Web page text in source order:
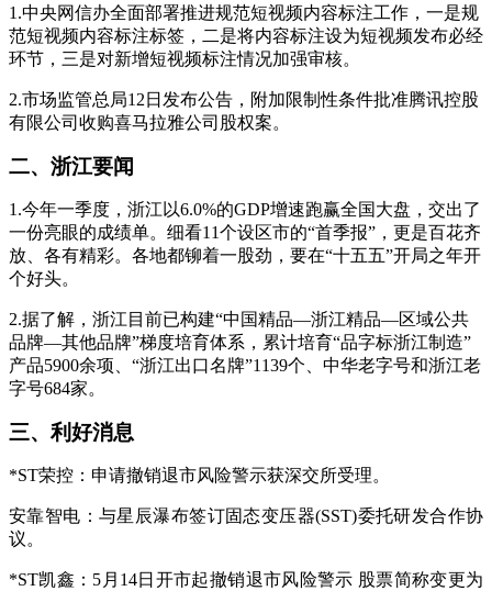
1.中央网信办全面部署推进规范短视频内容标注工作，一是规
范短视频内容标注标签，二是将内容标注设为短视频发布必经
环节，三是对新增短视频标注情况加强审核。
2.市场监管总局12日发布公告，附加限制性条件批准腾讯控股
有限公司收购喜马拉雅公司股权案。
二、浙江要闻
1.今年一季度，浙江以6.0%的GDP增速跑赢全国大盘，交出了
一份亮眼的成绩单。细看11个设区市的“首季报”，更是百花齐
放、各有精彩。各地都铆着一股劲，要在“十五五”开局之年开
个好头。
2.据了解，浙江目前已构建“中国精品—浙江精品—区域公共
品牌—其他品牌”梯度培育体系，累计培育“品字标浙江制造”
产品5900余项、“浙江出口名牌”1139个、中华老字号和浙江老
字号684家。
三、利好消息
*ST荣控：申请撤销退市风险警示获深交所受理。
安靠智电：与星辰瀑布签订固态变压器(SST)委托研发合作协
议。
*ST凯鑫：5月14日开市起撤销退市风险警示 股票简称变更为